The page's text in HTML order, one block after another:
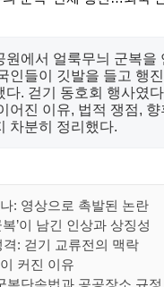
원에서 얼룩무늬 군복을
인들이 깃발을 들고 행
다. 걷기 동호회 행사였
어진 이유, 법적 쟁점,
차분히 정리했다.
: 영상으로 촉발된 논란
’이 남긴 인상과 상징성
: 걷기 교류전의 맥락
커진 이유